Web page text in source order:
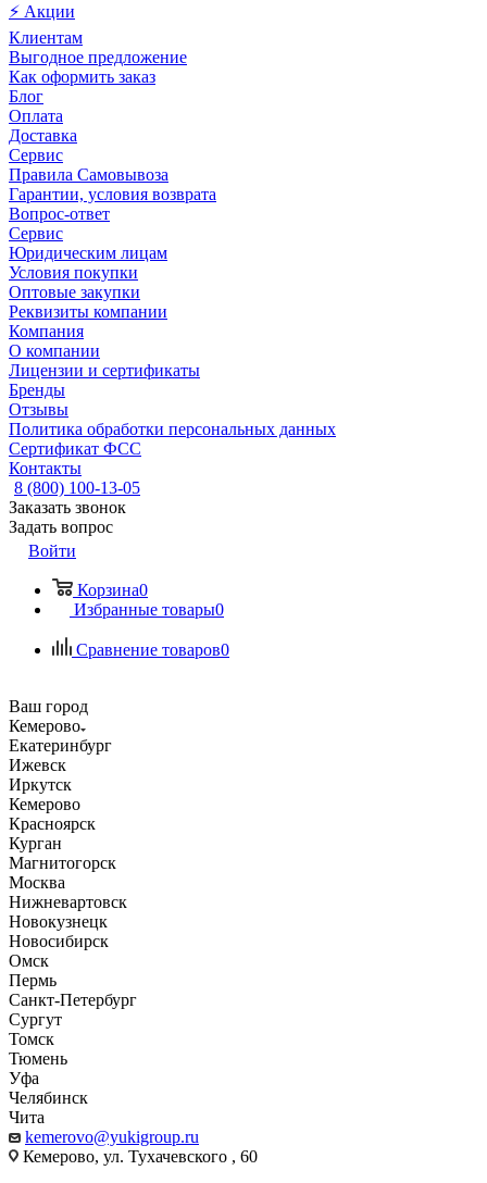
⚡ Акции
Клиентам
Выгодное предложение
Как оформить заказ
Блог
Оплата
Доставка
Сервис
Правила Самовывоза
Гарантии, условия возврата
Вопрос-ответ
Сервис
Юридическим лицам
Условия покупки
Оптовые закупки
Реквизиты компании
Компания
О компании
Лицензии и сертификаты
Бренды
Отзывы
Политика обработки персональных данных
Сертификат ФСС
Контакты
8 (800) 100-13-05
Заказать звонок
Задать вопрос
Войти
Корзина0
Избранные товары0
Сравнение товаров0
Ваш город
Кемерово
Екатеринбург
Ижевск
Иркутск
Кемерово
Красноярск
Курган
Магнитогорск
Москва
Нижневартовск
Новокузнецк
Новосибирск
Омск
Пермь
Санкт-Петербург
Сургут
Томск
Тюмень
Уфа
Челябинск
Чита
kemerovo@yukigroup.ru
Кемерово, ул. Тухачевского , 60